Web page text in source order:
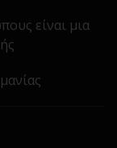
είναι μια